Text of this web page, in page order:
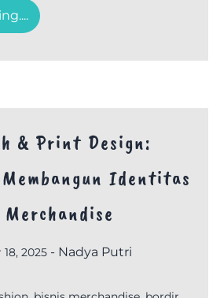
& Print Design:
Identitas
2025 - Nadya Putri